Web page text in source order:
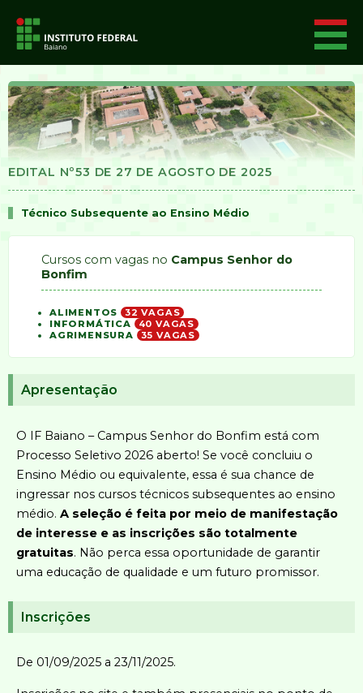
EDITAL Nº53 DE 27 DE AGOSTO DE 2025
Técnico Subsequente ao Ensino Médio
Cursos com vagas no Campus Senhor do
Bonfim
ALIMENTOS
32 VAGAS
INFORMÁTICA
40 VAGAS
AGRIMENSURA
35 VAGAS
Apresentação
O IF Baiano – Campus Senhor do Bonfim está com
Processo Seletivo 2026 aberto! Se você concluiu o
Ensino Médio ou equivalente, essa é sua chance de
ingressar nos cursos técnicos subsequentes ao ensino
médio. A seleção é feita por meio de manifestação
de interesse e as inscrições são totalmente
gratuitas. Não perca essa oportunidade de garantir
uma educação de qualidade e um futuro promissor.
Inscrições
De 01/09/2025 a 23/11/2025.